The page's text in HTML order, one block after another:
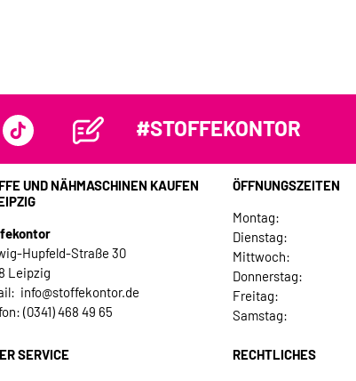
#STOFFEKONTOR
UND NÄHMASCHINEN KAUFEN
Hupfeld-Straße 30
Leipzig
info@stoffekontor.de
(0341) 468 49 65
ÖFFNUNGSZEITEN
Montag:
Dienstag:
Mittwoch:
Donnerstag:
Freitag:
Samstag:
SERVICE
RECHTLICHES